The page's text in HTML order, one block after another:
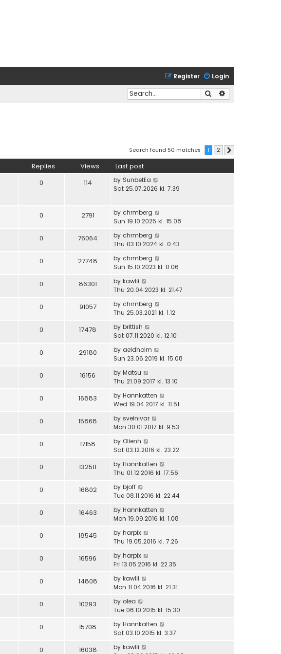
Login
Register
Search
Search found 50 matches 1 2
Replies Views Last post
0 114 by SunbetEa
Sat 25.07.2026 kl. 7.39
0 2791 by chrmberg
Sun 19.10.2025 kl. 15.08
0 76064 by chrmberg
Thu 03.10.2024 kl. 0.43
0 27748 by chrmberg
Sun 15.10.2023 kl. 0.06
0 86301 by kawlii
Thu 20.04.2023 kl. 21.47
0 91057 by chrmberg
Thu 25.03.2021 kl. 1.12
0 17478 by brittish
Sat 07.11.2020 kl. 12.10
0 29180 by aeldholm
Sun 23.06.2019 kl. 15.08
0 16156 by Matsu
Thu 21.09.2017 kl. 13.10
0 16883 by Hannkatten
Wed 19.04.2017 kl. 11.51
0 15868 by sveinivar
Mon 30.01.2017 kl. 9.53
0 17158 by Olienh
Sat 03.12.2016 kl. 23.22
0 132511 by Hannkatten
Thu 01.12.2016 kl. 17.56
0 16802 by bjoff
Tue 08.11.2016 kl. 22.44
0 16463 by Hannkatten
Mon 19.09.2016 kl. 1.08
0 18545 by harpix
Thu 19.05.2016 kl. 7.26
0 16596 by harpix
Fri 13.05.2016 kl. 22.35
0 14808 by kawlii
Mon 11.04.2016 kl. 21.31
0 10293 by olea
Tue 06.10.2015 kl. 15.30
0 15708 by Hannkatten
Sat 03.10.2015 kl. 3.37
0 16038 by kawlii